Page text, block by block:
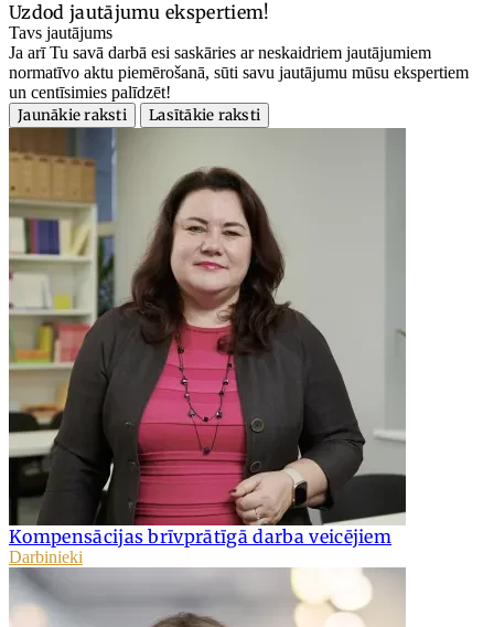
Uzdod jautājumu ekspertiem!
Tavs jautājums
Ja arī Tu savā darbā esi saskāries ar neskaidriem jautājumiem
normatīvo aktu piemērošanā, sūti savu jautājumu mūsu ekspertiem
un centīsimies palīdzēt!
Jaunākie raksti
Lasītākie raksti
Kompensācijas brīvprātīgā darba veicējiem
Darbinieki